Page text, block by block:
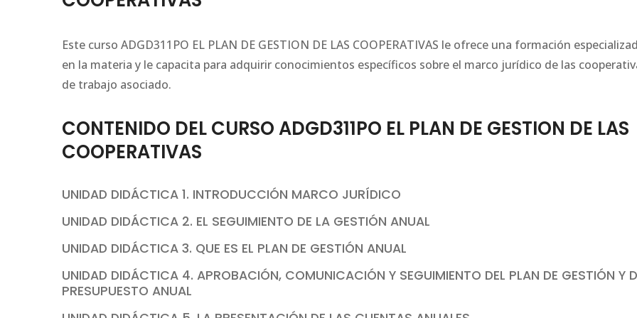
Este curso ADGD311PO EL PLAN DE GESTION DE LAS COOPERATIVAS le ofrece una formación
en la materia y le capacita para adquirir conocimientos específicos sobre el marco jurídico de las
de trabajo asociado.
CONTENIDO DEL CURSO ADGD311PO EL PLAN DE GESTION DE LAS
COOPERATIVAS
UNIDAD DIDÁCTICA 1. INTRODUCCIÓN MARCO JURÍDICO
UNIDAD DIDÁCTICA 2. EL SEGUIMIENTO DE LA GESTIÓN ANUAL
UNIDAD DIDÁCTICA 3. QUE ES EL PLAN DE GESTIÓN ANUAL
UNIDAD DIDÁCTICA 4. APROBACIÓN, COMUNICACIÓN Y SEGUIMIENTO DEL PLAN DE GESTIÓN Y
PRESUPUESTO ANUAL